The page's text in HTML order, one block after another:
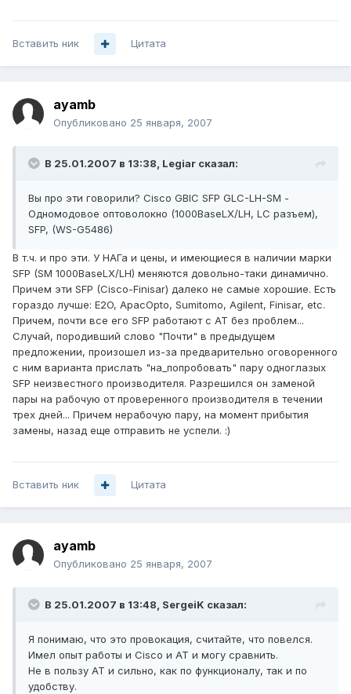
Вставить ник Цитата
ayamb
Опубликовано 25 января, 2007
В 25.01.2007 в 13:38, Legiar сказал:
Вы про эти говорили? Cisco GBIC SFP GLC-LH-SM -
Одномодовое оптоволокно (1000BaseLX/LH, LC разъем),
SFP, (WS-G5486)
В т.ч. и про эти. У НАГа и цены, и имеющиеся в наличии марки
SFP (SM 1000BaseLX/LH) меняются довольно-таки динамично.
Причем эти SFP (Cisco-Finisar) далеко не самые хорошие. Есть
гораздо лучше: E2O, ApacOpto, Sumitomo, Agilent, Finisar, etc.
Причем, почти все его SFP работают с AT без проблем...
Случай, породивший слово "Почти" в предыдущем
предложении, произошел из-за предварительно оговоренного
c ним варианта прислать "на_попробовать" пару одноглазых
SFP неизвестного производителя. Разрешился он заменой
пары на рабочую от проверенного производителя в течении
трех дней... Причем нерабочую пару, на момент прибытия
замены, назад еще отправить не успели. :)
Вставить ник Цитата
ayamb
Опубликовано 25 января, 2007
В 25.01.2007 в 13:48, SergeiK сказал:
Я понимаю, что это провокация, считайте, что повелся.
Имел опыт работы и Cisco и AT и могу сравнить.
Не в пользу AT и сильно, как по функционалу, так и по
удобству.